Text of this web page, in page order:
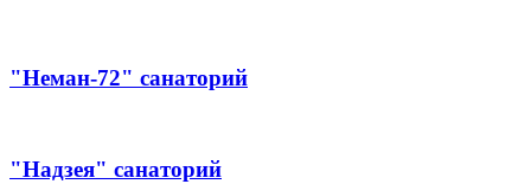
"Неман-72" санаторий
"Надзея" санаторий